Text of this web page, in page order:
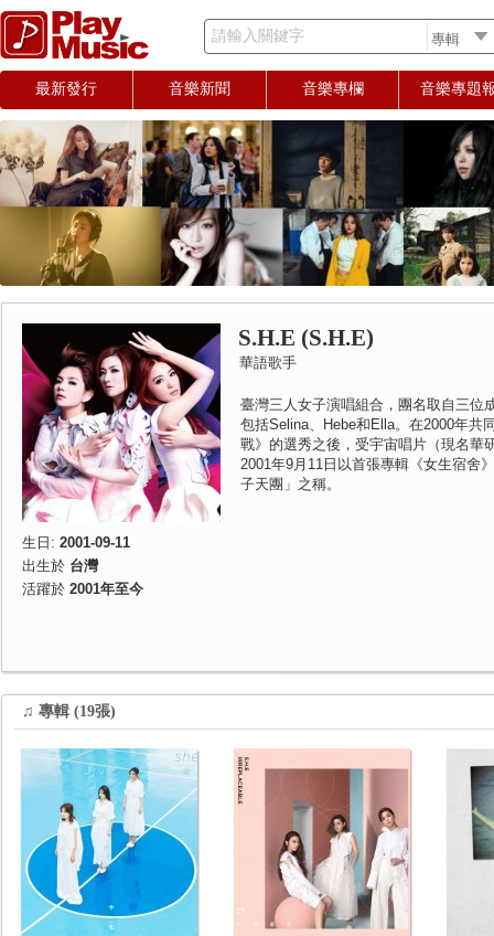
請輸入關鍵字
最新發行 音樂新聞 音樂專欄 音樂專題
生日: 2001-09-11
出生於 台灣
活躍於 2001年至今
S.H.E (S.H.E)
華語歌手
臺灣三人女子演唱組合，團名取自三位
包括Selina、Hebe和Ella。在2000年共
戰》的選秀之後，受宇宙唱片（現名華
2001年9月11日以首張專輯《女生宿舍
子天團」之稱。
♫ 專輯 (19張)